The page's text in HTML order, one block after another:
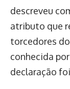
descreveu
atributo que
torcedores
conhecida
declaração